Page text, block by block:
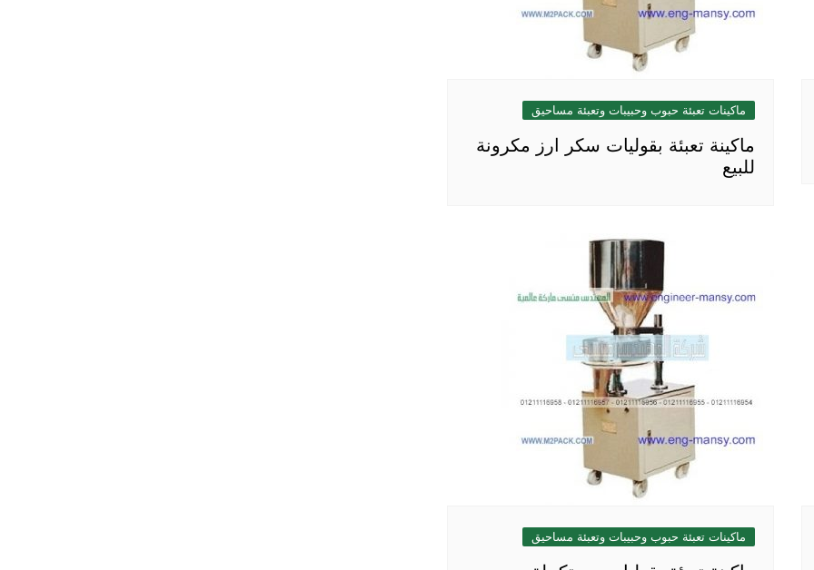
ماكينات تعبئة حبوب وحبيبات وتعبئة مساحيق
ماكينة تعبئة بقوليات سكر ارز مكرونة
للبيع
ماكينات تعبئة حبوب وحبيبات وتعبئة مساحيق